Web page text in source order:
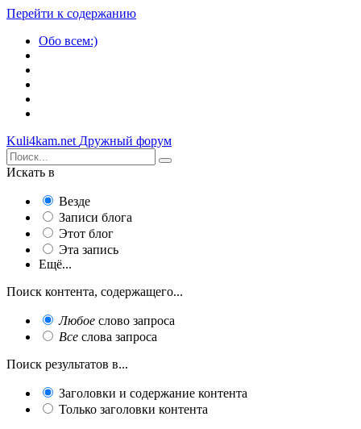
Перейти к содержанию
Обо всем:)
Kuli4kam.net Дружный форум
Искать в
Везде
Записи блога
Этот блог
Эта запись
Ещё...
Поиск контента, содержащего...
Любое слово запроса
Все слова запроса
Поиск результатов в...
Заголовки и содержание контента
Только заголовки контента